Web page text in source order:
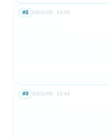
24/11/05 13:05
#2
24/11/05 13:44
#3